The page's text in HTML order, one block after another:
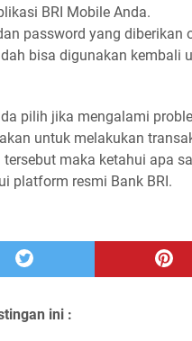
BRI Mobile Anda.
password yang diberikan
bisa digunakan kembali
pilih jika mengalami
untuk melakukan
maka ketahui apa
platform resmi Bank BRI.
ini :